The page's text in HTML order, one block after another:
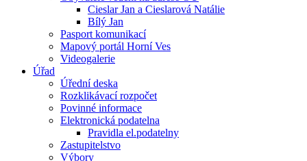
Cieslar Jan a Cieslarová Natálie
Bílý Jan
Pasport komunikací
Mapový portál Horní Ves
Videogalerie
Úřad
Úřední deska
Rozklikávací rozpočet
Povinné informace
Elektronická podatelna
Pravidla el.podatelny
Zastupitelstvo
Výbory